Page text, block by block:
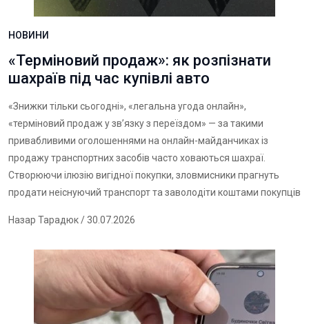
НОВИНИ
«Терміновий продаж»: як розпізнати
шахраїв під час купівлі авто
«Знижки тільки сьогодні», «легальна угода онлайн»,
«терміновий продаж у зв’язку з переїздом» — за такими
привабливими оголошеннями на онлайн-майданчиках із
продажу транспортних засобів часто ховаються шахраї.
Створюючи ілюзію вигідної покупки, зловмисники прагнуть
продати неіснуючий транспорт та заволодіти коштами покупців
Назар Тарадюк/ 30.07.2026